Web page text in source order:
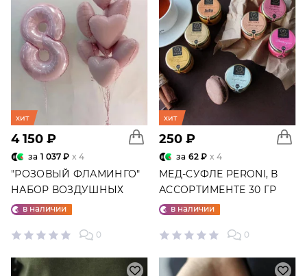
хит
4 150 ₽
за 1 037 ₽ x 4
"РОЗОВЫЙ ФЛАМИНГО"
НАБОР ВОЗДУШНЫХ
ШАРОВ №25
в наличии
0
хит
250 ₽
за 62 ₽ x 4
МЕД-СУФЛЕ PERONI, В
АССОРТИМЕНТЕ 30 ГР
в наличии
0